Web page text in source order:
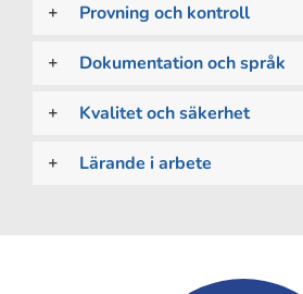
Provning och kontroll
Dokumentation och språk
Kvalitet och säkerhet
Lärande i arbete